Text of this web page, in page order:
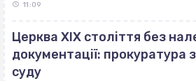
11:09
Церква ХІХ століття без
документації: прокуратура
суду